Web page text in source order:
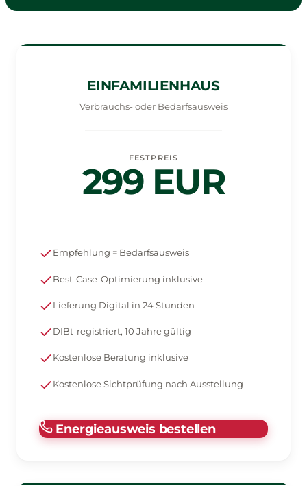
EINFAMILIENHAUS
Verbrauchs- oder Bedarfsausweis
FESTPREIS
299 EUR
Empfehlung = Bedarfsausweis
Best-Case-Optimierung inklusive
Lieferung Digital in 24 Stunden
DIBt-registriert, 10 Jahre gültig
Kostenlose Beratung inklusive
Kostenlose Sichtprüfung nach Ausstellung
Energieausweis bestellen